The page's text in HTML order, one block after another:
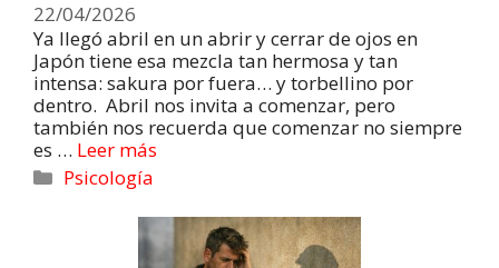
22/04/2026
Ya llegó abril en un abrir y cerrar de ojos en
Japón tiene esa mezcla tan hermosa y tan
intensa: sakura por fuera… y torbellino por
dentro. Abril nos invita a comenzar, pero
también nos recuerda que comenzar no siempre
es … Leer más
Psicología